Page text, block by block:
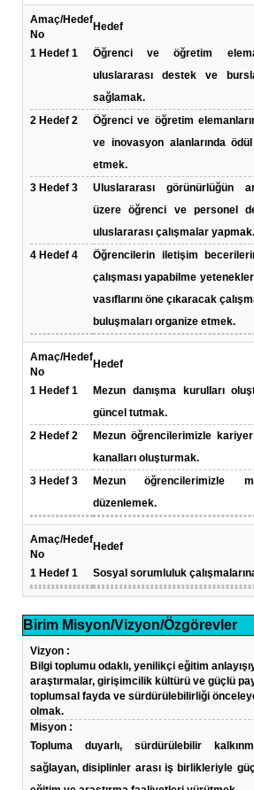
Amaç/Hedef
No
Hedef
1 Hedef 1
Öğrenci ve öğretim
uluslararası destek ve
sağlamak.
2 Hedef 2
Öğrenci ve öğretim
ve inovasyon alanlarında
etmek.
3 Hedef 3
Uluslararası görünürlüğün
üzere öğrenci ve personel
uluslararası çalışmalar yapmak.
4 Hedef 4
Öğrencilerin iletişim
çalışması yapabilme
vasıflarını öne çıkaracak
buluşmaları organize etmek.
Amaç/Hedef
No
Hedef
1 Hedef 1
Mezun danışma kurulları
güncel tutmak.
2 Hedef 2
Mezun öğrencilerimizle
kanalları oluşturmak.
3 Hedef 3
Mezun öğrencilerimizle
düzenlemek.
Amaç/Hedef
No
Hedef
1 Hedef 1 Sosyal sorumluluk
Birim Misyon/Vizyon/Özgörevler
Vizyon :
Bilgi toplumu odaklı, yenilikçi eğitim
araştırmalar, girişimcilik kültürü ve güçlü
toplumsal fayda ve sürdürülebilirliği
olmak.
Misyon :
Topluma duyarlı, sürdürülebilir
sağlayan, disiplinler arası iş birlikleriyle